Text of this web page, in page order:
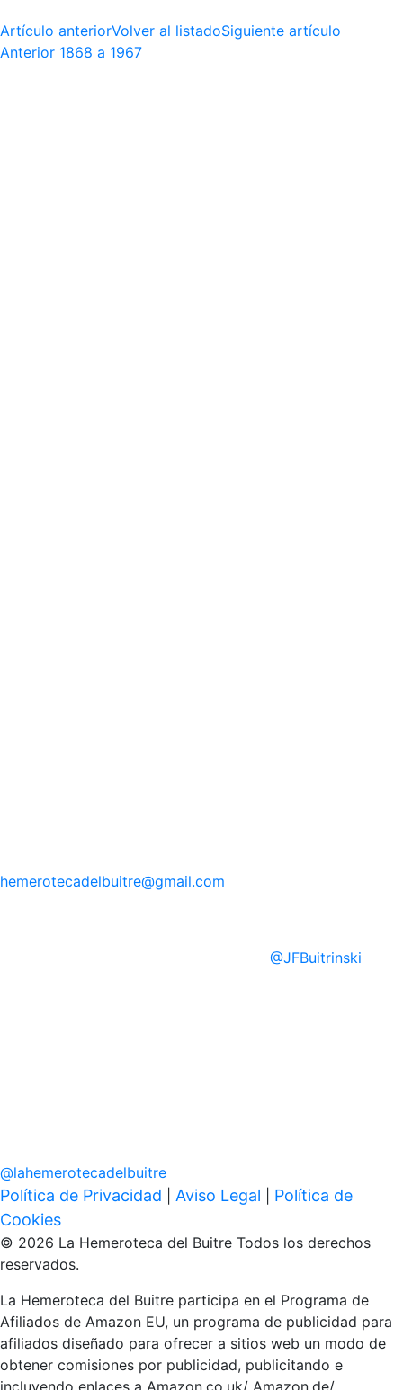
Artículo anteriorVolver al listadoSiguiente artículo
Anterior 1868 a 1967
hemerotecadelbuitre@gmail.com
@JFBuitrinski
@lahemerotecadelbuitre
Política de Privacidad Aviso Legal
Política de
Cookies
© 2026 La Hemeroteca del Buitre Todos los derechos
reservados.
La Hemeroteca del Buitre participa en el Programa de
Afiliados de Amazon EU, un programa de publicidad para
afiliados diseñado para ofrecer a sitios web un modo de
obtener comisiones por publicidad, publicitando e
incluyendo enlaces a Amazon.co.uk/ Amazon.de/